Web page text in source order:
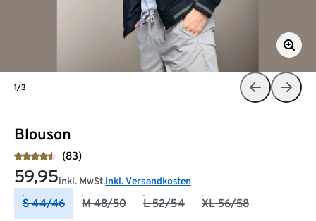
Blouson
(83)
59,95inkl. MwSt.inkl. Versandkosten
S 44/46 M 48/50 L 52/54 XL 56/58
1/3